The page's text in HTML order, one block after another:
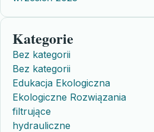
Kategorie
Bez kategorii
Bez kategorii
Edukacja Ekologiczna
Ekologiczne Rozwiązania
filtrujące
hydrauliczne